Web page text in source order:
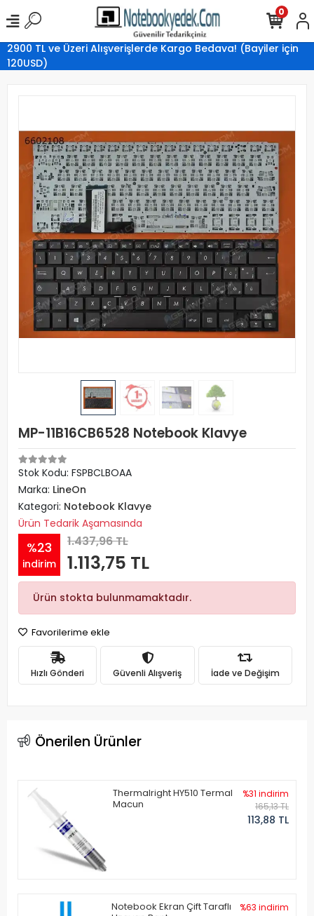
2900 TL ve Üzeri Alışverişlerde Kargo Bedava! (Bayiler için
120USD)
0
MP-11B16CB6528 Notebook Klavye
Stok Kodu: FSPBCLBOAA
Marka: LineOn
Kategori: Notebook Klavye
Ürün Tedarik Aşamasında
%23
indirim
1.437,96 TL
1.113,75 TL
Ürün stokta bulunmamaktadır.
Favorilerime ekle
Hızlı Gönderi Güvenli Alışveriş İade ve Değişim
Önerilen Ürünler
Thermalright HY510 Termal
Macun
%31 indirim
165,13 TL
113,88 TL
Notebook Ekran Çift Taraflı
%63 indirim